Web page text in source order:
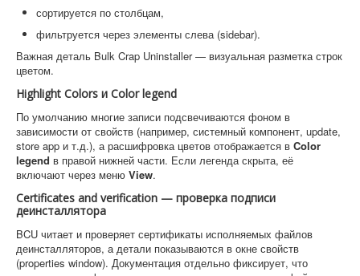
сортируется по столбцам,
фильтруется через элементы слева (sidebar).
Важная деталь Bulk Crap Uninstaller — визуальная разметка строк
цветом.
Highlight Colors и Color legend
По умолчанию многие записи подсвечиваются фоном в
зависимости от свойств (например, системный компонент, update,
store app и т.д.), а расшифровка цветов отображается в Color
legend в правой нижней части. Если легенда скрыта, её
включают через меню View.
Certificates and verification — проверка подписи
деинсталлятора
BCU читает и проверяет сертификаты исполняемых файлов
деинсталляторов, а детали показываются в окне свойств
(properties window). Документация отдельно фиксирует, что